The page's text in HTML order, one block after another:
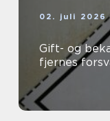
02. juli 2026
Gift- og
fjernes